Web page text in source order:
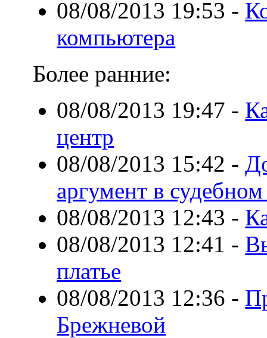
08/08/2013 19:53 -
компьютера
Более ранние:
08/08/2013 19:47 -
центр
08/08/2013 15:42 -
аргумент в судебном
08/08/2013 12:43 -
08/08/2013 12:41 -
платье
08/08/2013 12:36 -
Брежневой